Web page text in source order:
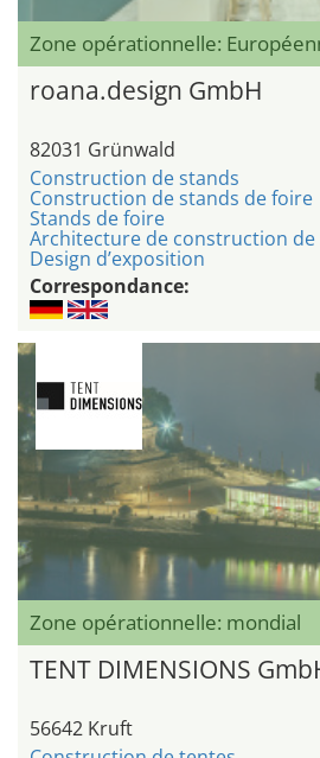
Zone opérationnelle:
roana.design GmbH
82031 Grünwald
Construction de stands
Construction de stands de foire
Stands de foire
Architecture de construction de
Design d’exposition
Correspondance:
Zone opérationnelle: mondial
TENT DIMENSIONS
56642 Kruft